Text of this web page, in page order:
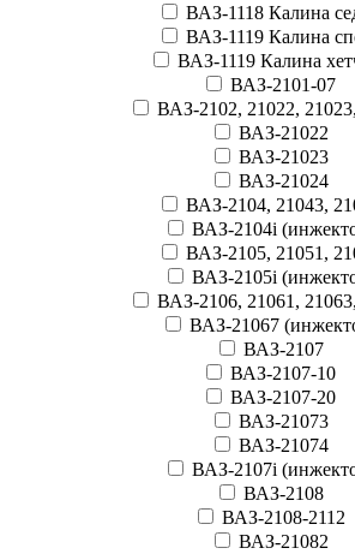
ВАЗ-1118 Калина
ВАЗ-1119 Калина
ВАЗ-1119 Калина
ВАЗ-2101-07
ВАЗ-2102, 21022,
ВАЗ-21022
ВАЗ-21023
ВАЗ-21024
ВАЗ-2104, 21043,
ВАЗ-2104i
ВАЗ-2105, 21051,
ВАЗ-2105i
ВАЗ-2106, 21061,
ВАЗ-21067
ВАЗ-2107
ВАЗ-2107-10
ВАЗ-2107-20
ВАЗ-21073
ВАЗ-21074
ВАЗ-2107i
ВАЗ-2108
ВАЗ-2108-2112
ВАЗ-21082